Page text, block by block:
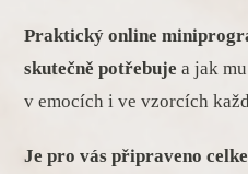
Praktický online
skutečně potřebuje a jak
v emocích i ve vzorcích
Je pro vás připraveno